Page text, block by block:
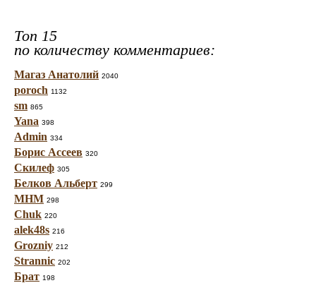
Топ 15
по количеству комментариев:
Магаз Анатолий 2040
poroch 1132
sm 865
Yana 398
Admin 334
Борис Ассеев 320
Скилеф 305
Белков Альберт 299
МНМ 298
Chuk 220
alek48s 216
Grozniy 212
Strannic 202
Брат 198